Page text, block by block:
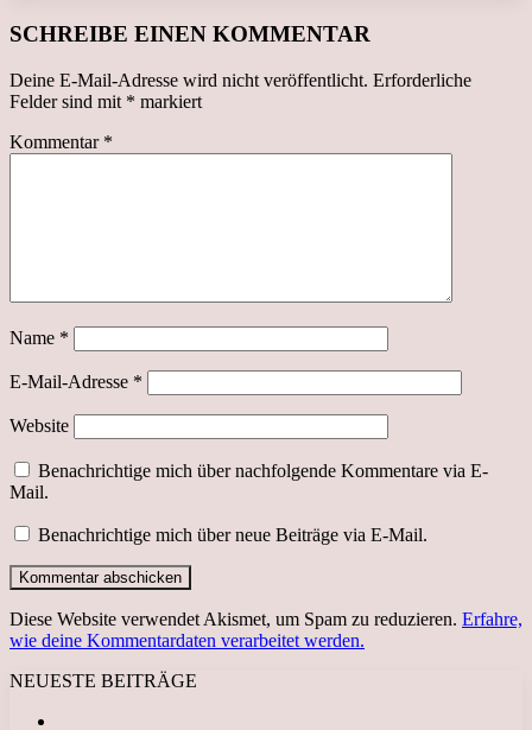
SCHREIBE EINEN KOMMENTAR
Deine E-Mail-Adresse wird nicht veröffentlicht. Erforderliche
Felder sind mit * markiert
Kommentar *
Name *
E-Mail-Adresse *
Website
Benachrichtige mich über nachfolgende Kommentare via E-
Mail.
Benachrichtige mich über neue Beiträge via E-Mail.
Diese Website verwendet Akismet, um Spam zu reduzieren. Erfahre,
wie deine Kommentardaten verarbeitet werden.
NEUESTE BEITRÄGE